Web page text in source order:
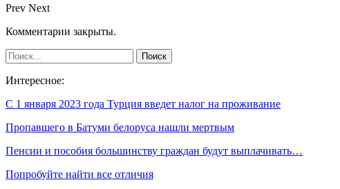
Prev Next
Комментарии закрыты.
Интересное:
С 1 января 2023 года Турция введет налог на проживание
Пропавшего в Батуми белоруса нашли мертвым
Пенсии и пособия большинству граждан будут выплачивать…
Попробуйте найти все отличия